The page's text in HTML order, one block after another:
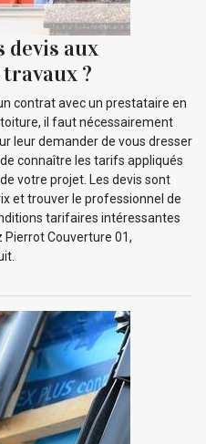
devis aux
?
contrat avec un prestataire en
toiture, il faut nécessairement
leur demander de vous dresser
connaître les tarifs appliqués
votre projet. Les devis sont
et trouver le professionnel de
tarifaires intéressantes
Couverture 01,